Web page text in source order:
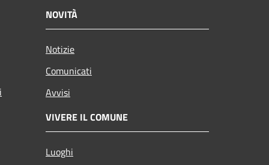
NOVITÀ
Notizie
Comunicati
Avvisi
VIVERE IL COMUNE
Luoghi